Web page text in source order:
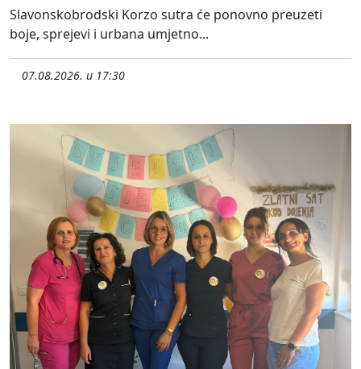
Slavonskobrodski Korzo sutra će ponovno preuzeti
boje, sprejevi i urbana umjetno...
07.08.2026. u 17:30